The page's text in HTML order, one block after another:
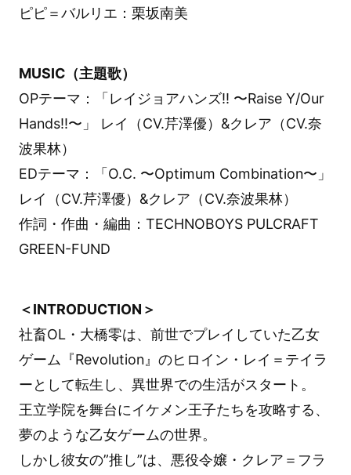
ピピ＝バルリエ：栗坂南美
MUSIC（主題歌）
OPテーマ：「レイジョアハンズ!! 〜Raise Y/Our
Hands!!〜」 レイ（CV.芹澤優）&クレア（CV.奈
波果林）
EDテーマ：「O.C. 〜Optimum Combination〜」
レイ（CV.芹澤優）&クレア（CV.奈波果林）
作詞・作曲・編曲：TECHNOBOYS PULCRAFT
GREEN-FUND
＜INTRODUCTION＞
社畜OL・大橋零は、前世でプレイしていた乙女
ゲーム『Revolution』のヒロイン・レイ＝テイラ
ーとして転生し、異世界での生活がスタート。
王立学院を舞台にイケメン王子たちを攻略する、
夢のような乙女ゲームの世界。
しかし彼女の”推し”は、悪役令嬢・クレア＝フラ